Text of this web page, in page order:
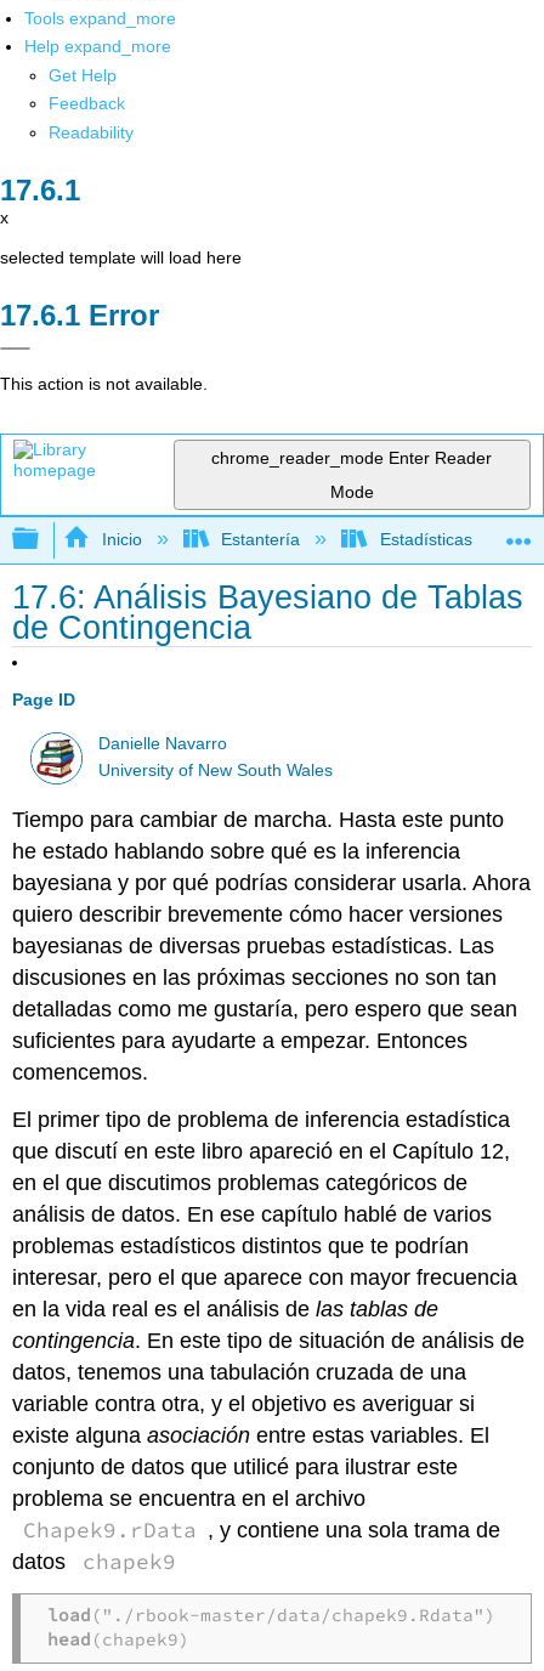
Tools expand_more
Help expand_more
Get Help
Feedback
Readability
x
selected template will load here
Error
This action is not available.
chrome_reader_mode Enter Reader
Mode
Expandir/contraer jerarquía global
Inicio Estantería Estadísticas
17.6: Análisis Bayesiano de Tablas
de Contingencia
Page ID
Danielle Navarro
University of New South Wales
Tiempo para cambiar de marcha. Hasta este punto
he estado hablando sobre qué es la inferencia
bayesiana y por qué podrías considerar usarla. Ahora
quiero describir brevemente cómo hacer versiones
bayesianas de diversas pruebas estadísticas. Las
discusiones en las próximas secciones no son tan
detalladas como me gustaría, pero espero que sean
suficientes para ayudarte a empezar. Entonces
comencemos.
El primer tipo de problema de inferencia estadística
que discutí en este libro apareció en el Capítulo 12,
en el que discutimos problemas categóricos de
análisis de datos. En ese capítulo hablé de varios
problemas estadísticos distintos que te podrían
interesar, pero el que aparece con mayor frecuencia
en la vida real es el análisis delas tablas de
contingencia. En este tipo de situación de análisis de
datos, tenemos una tabulación cruzada de una
variable contra otra, y el objetivo es averiguar si
existe algunaasociación entre estas variables. El
conjunto de datos que utilicé para ilustrar este
problema se encuentra en el archivo
Chapek9.rData , y contiene una sola trama de
datos
chapek9
load
head (chapek9)